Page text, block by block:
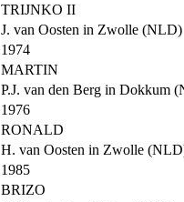
TRIJNKO II
J. van Oosten in Zwolle (NLD)
1974
MARTIN
P.J. van den Berg in Dokkum
1976
RONALD
H. van Oosten in Zwolle
1985
BRIZO